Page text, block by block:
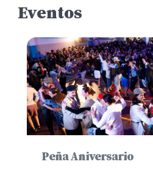
Eventos
Peña Aniversario